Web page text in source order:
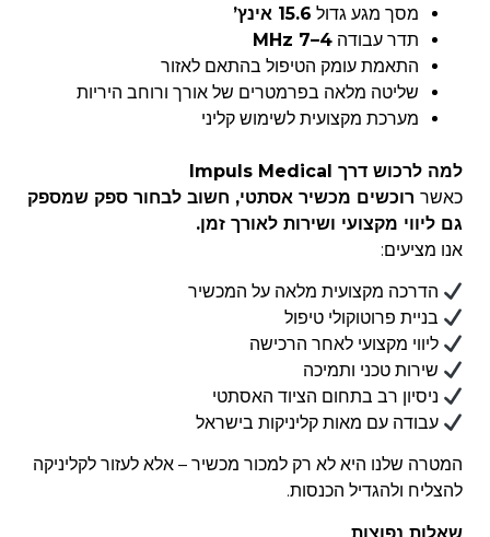
מסך מגע גדול 15.6 אינץ’
תדר עבודה 4–7 MHz
התאמת עומק הטיפול בהתאם לאזור
שליטה מלאה בפרמטרים של אורך ורוחב היריות
מערכת מקצועית לשימוש קליני
למה לרכוש דרך Impuls Medical
כאשר רוכשים מכשיר אסתטי, חשוב לבחור ספק שמספק
גם ליווי מקצועי ושירות לאורך זמן.
אנו מציעים:
הדרכה מקצועית מלאה על המכשיר
בניית פרוטוקולי טיפול
ליווי מקצועי לאחר הרכישה
שירות טכני ותמיכה
ניסיון רב בתחום הציוד האסתטי
עבודה עם מאות קליניקות בישראל
המטרה שלנו היא לא רק למכור מכשיר – אלא לעזור לקליניקה
להצליח ולהגדיל הכנסות.
שאלות נפוצות